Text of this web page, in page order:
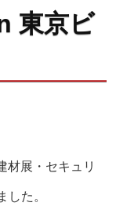
東京ビ
材展・セキュリ
た。